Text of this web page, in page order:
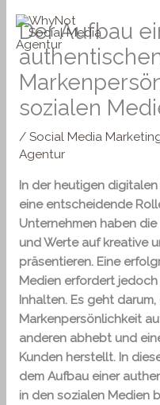
Inhalt
springen
Der Aufbau
sozialen
/ Social Media
Agentur
In der heutigen
eine entscheidende
Unternehmen haben
und Werte auf kreative
präsentieren. Eine
Medien erfordert jedoch
Inhalten. Es geht
Markenpersönlichkeit
anderen abhebt und
Kunden herstellt. In
dem Aufbau einer
in den sozialen Medien